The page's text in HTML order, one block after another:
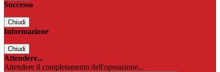
Successo
Chiudi
Informazione
Chiudi
Attendere...
Attendere il completamento dell'operazione...